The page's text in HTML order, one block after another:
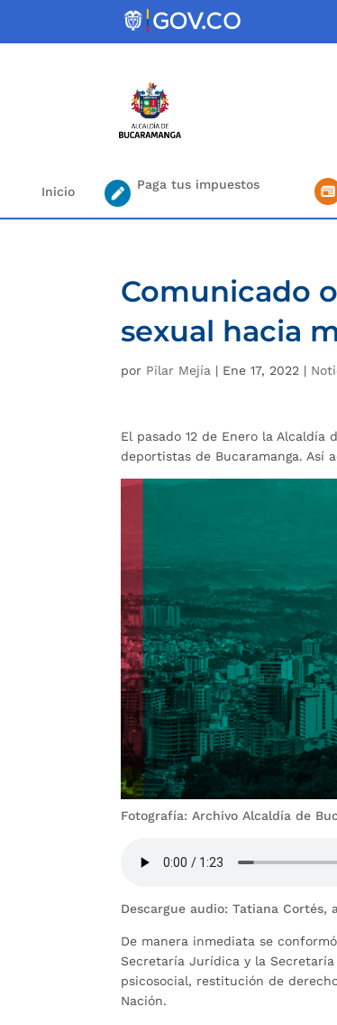
Inicio Paga tus impuestos
Comunicado
sexual hacia
por Pilar Mejía | Ene 17, 2022 |
El pasado 12 de Enero la
deportistas de Bucaramanga. Así
Fotografía: Archivo Alcaldía de
Descargue audio: Tatiana Cortés,
De manera inmediata se
Secretaría Jurídica y la
psicosocial, restitución de
Nación.